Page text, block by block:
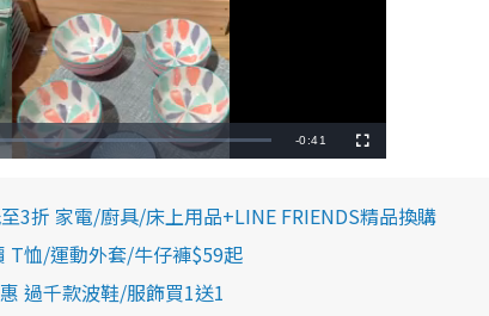
R
m
-0:41
u
3折 家電/廚具/床上用品+LINE FRIENDS精品換購
T恤/運動外套/牛仔褲$59起
過千款波鞋/服飾買1送1